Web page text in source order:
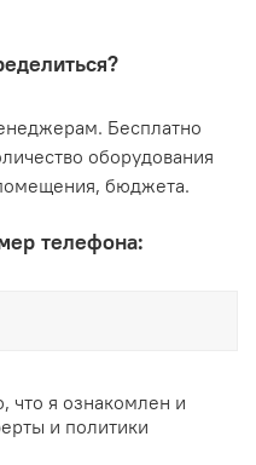
Бесплатно
оборудования
бюджета.
телефона:
что я ознакомлен и
и политики